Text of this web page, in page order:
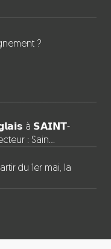
?
à 𝗦𝗔𝗜𝗡𝗧-
: Sain…
du 1er mai, la